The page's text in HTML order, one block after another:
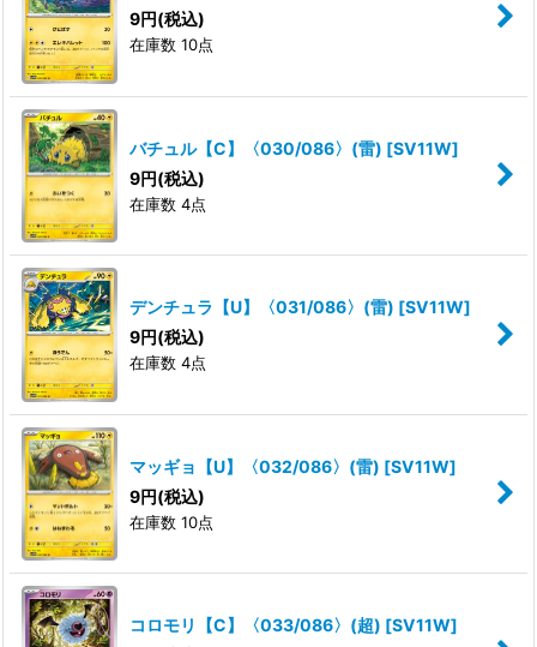
9円(税込)
在庫数 10点
バチュル【C】〈030/086〉(雷) [SV11W]
9円(税込)
在庫数 4点
デンチュラ【U】〈031/086〉(雷) [SV11W]
9円(税込)
在庫数 4点
マッギョ【U】〈032/086〉(雷) [SV11W]
9円(税込)
在庫数 10点
コロモリ【C】〈033/086〉(超) [SV11W]